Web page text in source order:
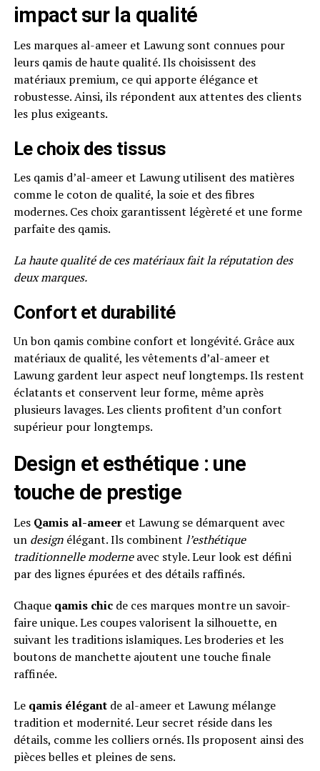
impact sur la qualité
Les marques al-ameer et Lawung sont connues pour
leurs qamis de haute qualité. Ils choisissent des
matériaux premium, ce qui apporte élégance et
robustesse. Ainsi, ils répondent aux attentes des clients
les plus exigeants.
Le choix des tissus
Les qamis d’al-ameer et Lawung utilisent des matières
comme le coton de qualité, la soie et des fibres
modernes. Ces choix garantissent légèreté et une forme
parfaite des qamis.
La haute qualité de ces matériaux fait la réputation des
deux marques.
Confort et durabilité
Un bon qamis combine confort et longévité. Grâce aux
matériaux de qualité, les vêtements d’al-ameer et
Lawung gardent leur aspect neuf longtemps. Ils restent
éclatants et conservent leur forme, même après
plusieurs lavages. Les clients profitent d’un confort
supérieur pour longtemps.
Design et esthétique : une
touche de prestige
Les Qamis al-ameeret Lawung se démarquent avec
un designélégant. Ils combinent l’esthétique
traditionnelle moderneavec style. Leur look est défini
par des lignes épurées et des détails raffinés.
Chaque qamis chicde ces marques montre un savoir-
faire unique. Les coupes valorisent la silhouette, en
suivant les traditions islamiques. Les broderies et les
boutons de manchette ajoutent une touche finale
raffinée.
Le qamis élégantde al-ameer et Lawung mélange
tradition et modernité. Leur secret réside dans les
détails, comme les colliers ornés. Ils proposent ainsi des
pièces belles et pleines de sens.